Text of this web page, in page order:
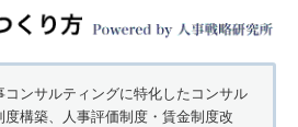
コンサルティングに特化したコンサル
構築、人事評価制度・賃金制度改